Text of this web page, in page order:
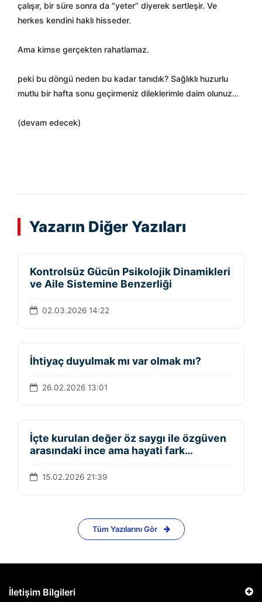
çalışır, bir süre sonra da “yeter” diyerek sertleşir. Ve
herkes kendini haklı hisseder.
Ama kimse gerçekten rahatlamaz.
peki bu döngü neden bu kadar tanıdık? Sağlıklı huzurlu
mutlu bir hafta sonu geçirmeniz dileklerimle daim olunuz…
(devam edecek)
Yazarın Diğer Yazıları
Kontrolsüz Gücün Psikolojik Dinamikleri
ve Aile Sistemine Benzerliği
02.03.2026 14:22
İhtiyaç duyulmak mı var olmak mı?
26.02.2026 13:01
İçte kurulan değer öz saygı ile özgüven
arasındaki ince ama hayati fark…
15.02.2026 21:39
Tüm Yazılarını Gör
İletişim Bilgileri